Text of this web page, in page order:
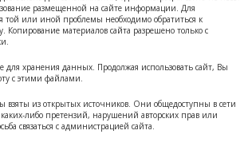
размещенной на сайте информации. Для
той или иной проблемы необходимо обратиться к
Копирование материалов сайта разрешено только с
для хранения данных. Продолжая использовать сайт, Вы
с этими файлами.
взяты из открытых источников. Они общедоступны в сети
либо претензий, нарушений авторских прав или
связаться с администрацией сайта.